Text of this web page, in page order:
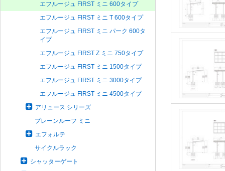
エフルージュ FIRST ミニ 600タイプ
エフルージュ FIRST ミニ T 600タイプ
エフルージュ FIRST ミニ パーク 600タ
イプ
エフルージュ FIRST Z ミニ 750タイプ
エフルージュ FIRST ミニ 1500タイプ
エフルージュ FIRST ミニ 3000タイプ
エフルージュ FIRST ミニ 4500タイプ
アリュース シリーズ
プレーンルーフ ミニ
エフォルテ
サイクルラック
シャッターゲート